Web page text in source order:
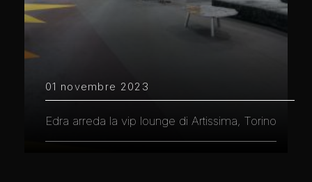
01 novembre 2023
Edra arreda la vip lounge di Artissima, Torino